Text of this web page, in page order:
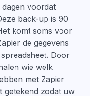
dagen voordat
back-up is 90
komt soms voor
de gegevens
Door
wie welk
met Zapier
getekend zodat uw